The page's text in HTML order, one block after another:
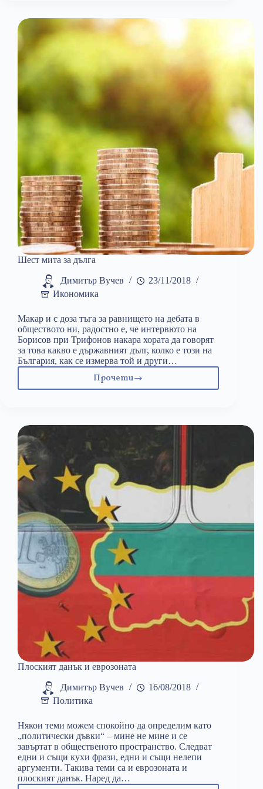
Шест мита за дълга
Димитър Вучев
23/11/2018
Икономика
Макар и с доза тъга за равнището на дебата в
обществото ни, радостно е, че интервюто на
Борисов при Трифонов накара хората да говорят
за това какво е държавният дълг, колко е този на
България, как се измерва той и други…
Прочети
Шест
Плоският данък и еврозоната
Димитър Вучев
16/08/2018
Политика
Някои теми можем спокойно да определим като
„политически дъвки“ – мине не мине и се
завъртaт в общественото пространство. Следват
едни и същи кухи фрази, едни и същи нелепи
аргументи. Такива теми са и еврозоната и
плоският данък. Наред да…